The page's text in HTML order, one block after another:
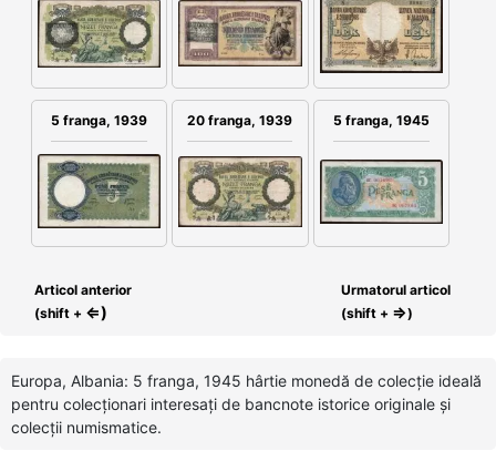
5 franga, 1939 20 franga, 1939 5 franga, 1945
Articol anterior
(shift + ⇐)
Urmatorul articol
(shift + ⇒)
Europa, Albania: 5 franga, 1945 hârtie monedă de colecție ideală
pentru colecționari interesați de bancnote istorice originale și
colecții numismatice.